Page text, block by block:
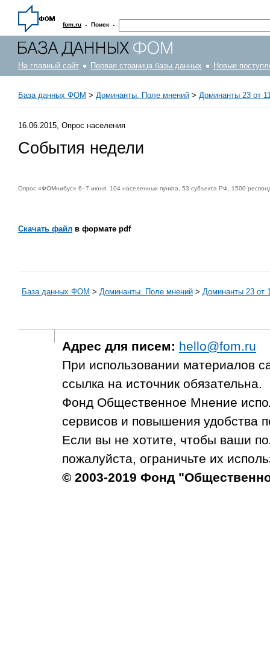
fom.ru · Поиск ·
На главный сайт Первая страница базы данных Новые
База данных ФОМ > Доминанты. Поле мнений > Доминанты 23 от
16.06.2015, Опрос населения
События недели
Опрос «ФОМнибус» 6–7 июня. 104 населенных пункта, 53 субъекта РФ, 1500
Скачать файл в формате pdf
База данных ФОМ > Доминанты. Поле мнений > Доминанты 23 от
Адрес для писем: hello@fom.ru
При использовании материалов
ссылка на источник обязательна.
Фонд Общественное Мнение
сервисов и повышения удобства
Если вы не хотите, чтобы ваши
пожалуйста, ограничьте их
© 2003-2019 Фонд